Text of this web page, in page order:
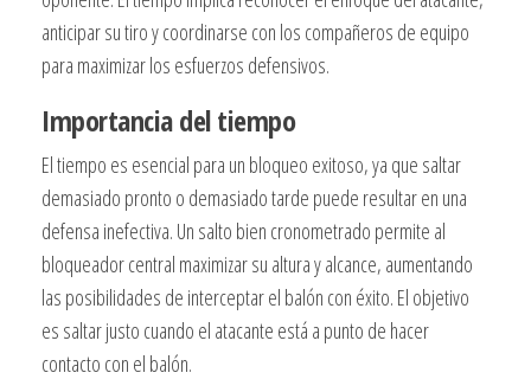
anticipar su tiro y coordinarse con los compañeros de equipo
para maximizar los esfuerzos defensivos.
Importancia del tiempo
El tiempo es esencial para un bloqueo exitoso, ya que saltar
demasiado pronto o demasiado tarde puede resultar en una
defensa inefectiva. Un salto bien cronometrado permite al
bloqueador central maximizar su altura y alcance, aumentando
las posibilidades de interceptar el balón con éxito. El objetivo
es saltar justo cuando el atacante está a punto de hacer
contacto con el balón.